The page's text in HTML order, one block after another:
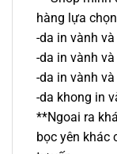
hàng lựa
-da in vành
-da in vành
-da in vành
-da khong in
**Ngoai ra
bọc yên khác